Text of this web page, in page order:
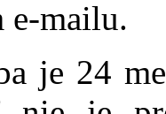
e-mailu.
je 24